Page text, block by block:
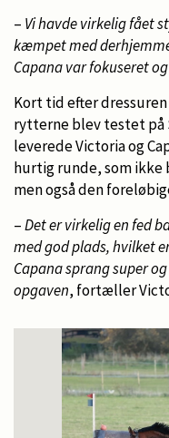
– Vi havde virkelig fået
kæmpet med
Capana var fokuseret
Kort tid efter
rytterne blev testet på
leverede Victoria og
hurtig runde, som
men også den
–Det er virkelig en fed
med god plads, hvilket
Capana sprang super
opgaven, fortæller